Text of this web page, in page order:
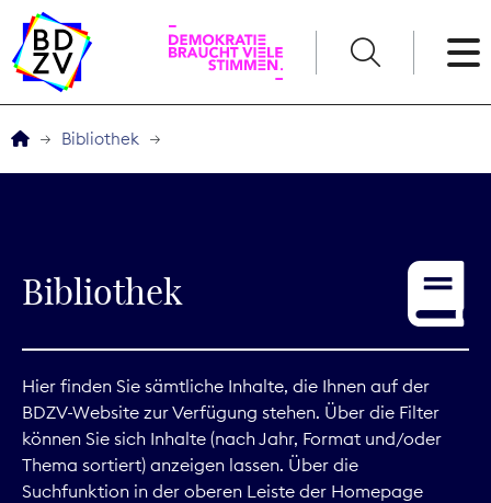
Service
Digitales
Kommunikation
Bibliothek
Bibliothek
Hier finden Sie sämtliche Inhalte, die Ihnen auf der
BDZV-Website zur Verfügung stehen. Über die Filter
können Sie sich Inhalte (nach Jahr, Format und/oder
Thema sortiert) anzeigen lassen. Über die
Suchfunktion in der oberen Leiste der Homepage